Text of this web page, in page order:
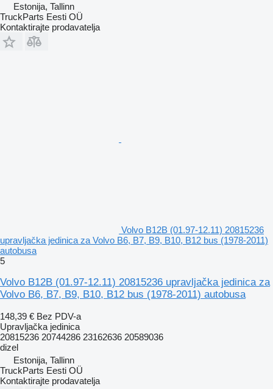
Estonija, Tallinn
TruckParts Eesti OÜ
Kontaktirajte prodavatelja
Volvo B12B (01.97-12.11) 20815236
upravljačka jedinica za Volvo B6, B7, B9, B10, B12 bus (1978-2011)
autobusa
5
Volvo B12B (01.97-12.11) 20815236 upravljačka jedinica za
Volvo B6, B7, B9, B10, B12 bus (1978-2011) autobusa
148,39 € Bez PDV-a
Upravljačka jedinica
20815236 20744286 23162636 20589036
dizel
Estonija, Tallinn
TruckParts Eesti OÜ
Kontaktirajte prodavatelja